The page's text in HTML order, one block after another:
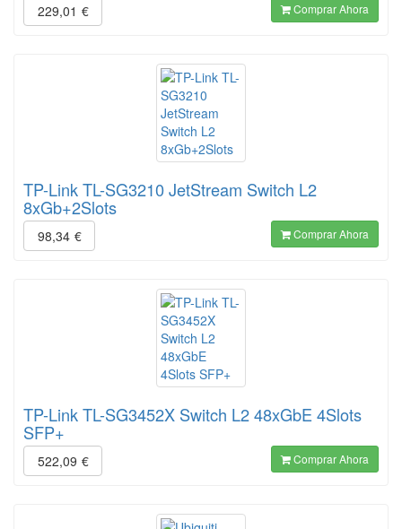
229,01 € Comprar Ahora
TP-Link TL-SG3210 JetStream Switch L2
8xGb+2Slots
98,34 € Comprar Ahora
TP-Link TL-SG3452X Switch L2 48xGbE 4Slots
SFP+
522,09 € Comprar Ahora